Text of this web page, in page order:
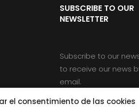
el consentimiento de las cookies
SUBSCRIBE TO OUR
NEWSLETTER
Subscribe to our
to receive our news
email.